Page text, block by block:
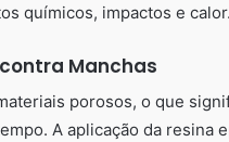
químicos, impactos e calor.
Manchas
porosos, o que
A aplicação da resina